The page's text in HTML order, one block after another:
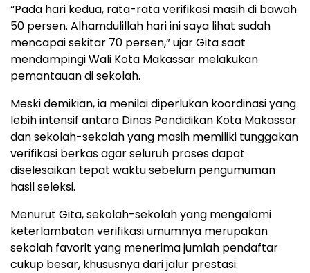
“Pada hari kedua, rata-rata verifikasi masih di bawah
50 persen. Alhamdulillah hari ini saya lihat sudah
mencapai sekitar 70 persen,” ujar Gita saat
mendampingi Wali Kota Makassar melakukan
pemantauan di sekolah.
Meski demikian, ia menilai diperlukan koordinasi yang
lebih intensif antara Dinas Pendidikan Kota Makassar
dan sekolah-sekolah yang masih memiliki tunggakan
verifikasi berkas agar seluruh proses dapat
diselesaikan tepat waktu sebelum pengumuman
hasil seleksi.
Menurut Gita, sekolah-sekolah yang mengalami
keterlambatan verifikasi umumnya merupakan
sekolah favorit yang menerima jumlah pendaftar
cukup besar, khususnya dari jalur prestasi.